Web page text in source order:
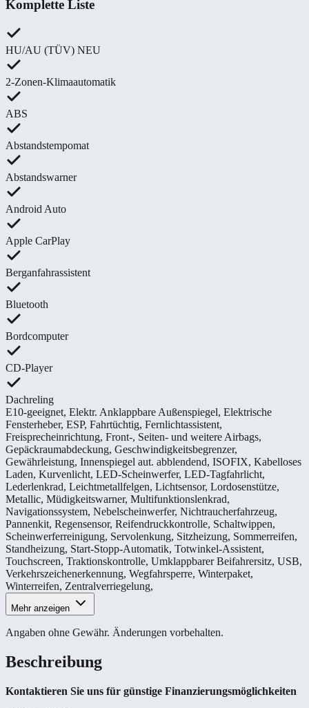
Komplette Liste
HU/AU (TÜV) NEU
2-Zonen-Klimaautomatik
ABS
Abstandstempomat
Abstandswarner
Android Auto
Apple CarPlay
Berganfahrassistent
Bluetooth
Bordcomputer
CD-Player
Dachreling
E10-geeignet, Elektr. Anklappbare Außenspiegel, Elektrische
Fensterheber, ESP, Fahrtüchtig, Fernlichtassistent,
Freisprecheinrichtung, Front-, Seiten- und weitere Airbags,
Gepäckraumabdeckung, Geschwindigkeitsbegrenzer,
Gewährleistung, Innenspiegel aut. abblendend, ISOFIX, Kabelloses
Laden, Kurvenlicht, LED-Scheinwerfer, LED-Tagfahrlicht,
Lederlenkrad, Leichtmetallfelgen, Lichtsensor, Lordosenstütze,
Metallic, Müdigkeitswarner, Multifunktionslenkrad,
Navigationssystem, Nebelscheinwerfer, Nichtraucherfahrzeug,
Pannenkit, Regensensor, Reifendruckkontrolle, Schaltwippen,
Scheinwerferreinigung, Servolenkung, Sitzheizung, Sommerreifen,
Standheizung, Start-Stopp-Automatik, Totwinkel-Assistent,
Touchscreen, Traktionskontrolle, Umklappbarer Beifahrersitz, USB,
Verkehrszeichenerkennung, Wegfahrsperre, Winterpaket,
Winterreifen, Zentralverriegelung,
Mehr anzeigen
Angaben ohne Gewähr. Änderungen vorbehalten.
Beschreibung
Kontaktieren Sie uns für günstige Finanzierungsmöglichkeiten